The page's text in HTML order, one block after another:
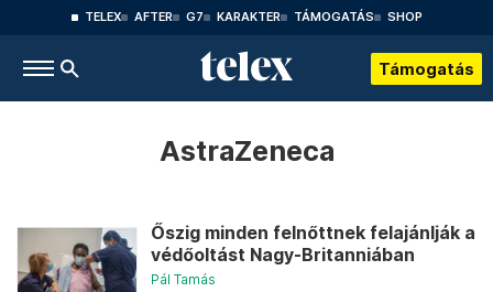
TELEX AFTER G7 KARAKTER TÁMOGATÁS SHOP
Támogatás
AstraZeneca
Őszig minden felnőttnek felajánlják a
védőoltást Nagy-Britanniában
Pál Tamás